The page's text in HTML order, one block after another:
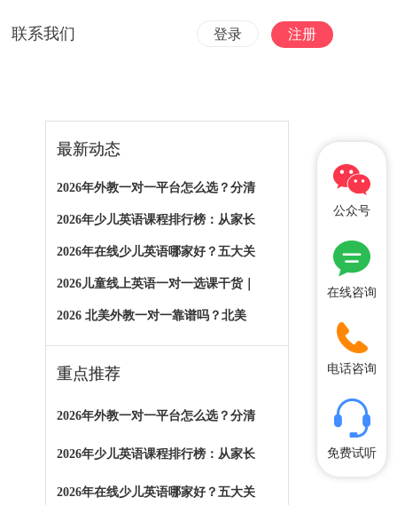
联系我们 登录 注册
最新动态
2026年外教一对一平台怎么选？分清
2026年少儿英语课程排行榜：从家长
2026年在线少儿英语哪家好？五大关
2026儿童线上英语一对一选课干货｜
2026 北美外教一对一靠谱吗？北美
重点推荐
2026年外教一对一平台怎么选？分清
2026年少儿英语课程排行榜：从家长
2026年在线少儿英语哪家好？五大关
公众号
在线咨询
电话咨询
免费试听